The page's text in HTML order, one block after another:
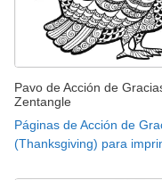
Pavo de Acción de
Zentangle
Páginas de Acción de
(Thanksgiving) para